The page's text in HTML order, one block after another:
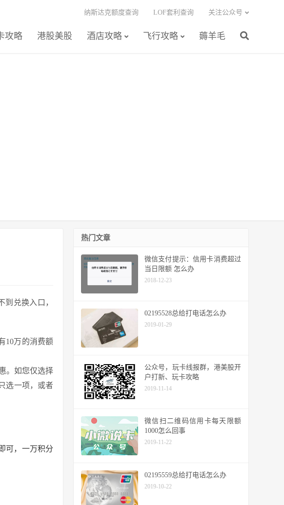
攻略 港股美股 酒店攻略 飞行攻略 薅羊毛
纳斯达克额度查询 LOF套利查询 关注公众号
兑换入口，
10万的消费额
。如您仅选择
选一项，或者
可，一万积分
热门文章
微信支付提示：信用卡消费超过
当日限额 怎么办
2018-12-23
02195528总给打电话怎么办
2019-01-29
公众号，玩卡线报群，港美股开
户打新、玩卡攻略
2019-11-14
微信扫二维码信用卡每天限额
1000怎么回事
2019-11-22
02195559总给打电话怎么办
2019-10-22